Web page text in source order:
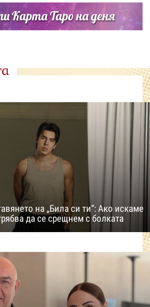
Карта Таро на деня
на „Била си ти“: Ако искаме
да се срещнем с болката